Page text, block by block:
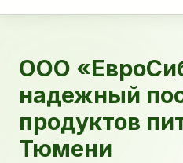
ООО
надежный
продуктов
Тюмени